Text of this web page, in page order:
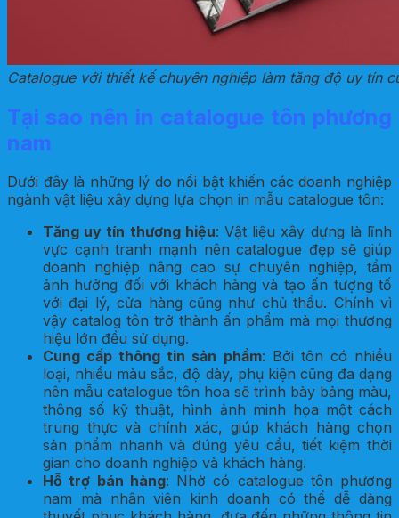
Catalogue với thiết kế chuyên nghiệp làm tăng độ uy tín
Tại sao nên in catalogue tôn phương
nam
Dưới đây là những lý do nổi bật khiến các doanh nghiệp
ngành vật liệu xây dựng lựa chọn in mẫu catalogue tôn:
Tăng uy tín thương hiệu: Vật liệu xây dựng là lĩnh
vực cạnh tranh mạnh nên catalogue đẹp sẽ giúp
doanh nghiệp nâng cao sự chuyên nghiệp, tầm
ảnh hưởng đối với khách hàng và tạo ấn tượng tố
với đại lý, cửa hàng cũng như chủ thầu. Chính vì
vậy catalog tôn trở thành ấn phẩm mà mọi thương
hiệu lớn đều sử dụng.
Cung cấp thông tin sản phẩm: Bởi tôn có nhiều
loại, nhiều màu sắc, độ dày, phụ kiện cũng đa dạng
nên mẫu catalogue tôn hoa sẽ trình bày bảng màu,
thông số kỹ thuật, hình ảnh minh họa một cách
trung thực và chính xác, giúp khách hàng chọn
sản phẩm nhanh và đúng yêu cầu, tiết kiệm thời
gian cho doanh nghiệp và khách hàng.
Hỗ trợ bán hàng: Nhờ có catalogue tôn phương
nam mà nhân viên kinh doanh có thể dễ dàng